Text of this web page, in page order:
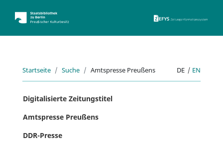
Startseite Suche Amtspresse Preußens DE | EN
Digitalisierte Zeitungstitel
Amtspresse Preußens
DDR-Presse